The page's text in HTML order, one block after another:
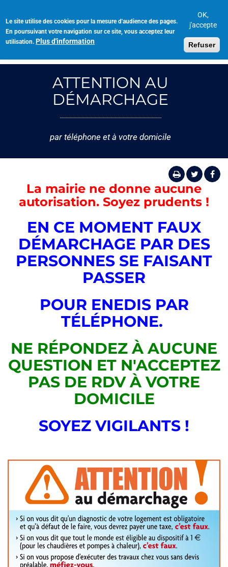
Le site utilise des cookies pour la mesure d'audience des pages.
En poursuivant votre navigation sur ce site, vous acceptez leur
utilisation. Plus d'information
OK,
j'accepte
Refuser
contenu
principal
ATTENTION AU
DÉMARCHAGE
par téléphone et à votre domicile
La mairie ne donne aucune
autorisation. Soyez prudents !
EN CE MOMENT FAUX
DÉMARCHAGE PAR DES
PERSONNES SE FAISANT
PASSER
POUR ENEDIS PAR
TÉLÉPHONE.
NE RÉPONDEZ À AUCUNE
QUESTION ET N'ACCEPTEZ
PAS DE RDV À VOTRE
DOMICILE
SOYEZ VIGILANTS !